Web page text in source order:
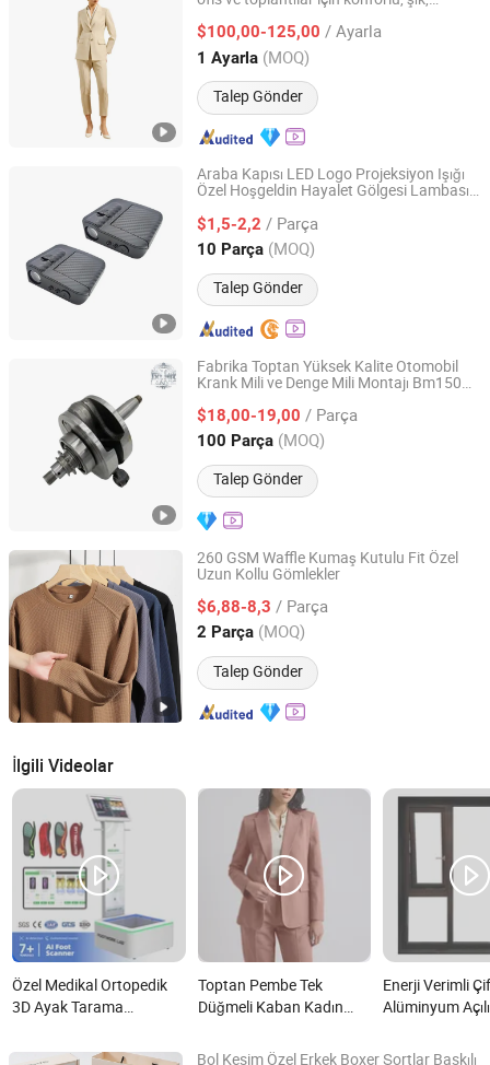
kadın takımları için ideal
$100,00-125,00 / Ayarla
1 Ayarla (MOQ)
Talep Gönder
Qingdao Steven Tailoring I&T Co., Ltd
Shandong, China Fiyat 2025
Araba Kapısı LED Logo Projeksiyon Işığı
Özel Hoşgeldin Hayalet Gölgesi Lambası
Gece Güvenlik Dekorasyonu
$1,5-2,2 / Parça
10 Parça (MOQ)
Talep Gönder
Shenzhen Fuyuanxin Technology Development Co., Ltd.
Guangdong, China Fiyat 2022
Fabrika Toptan Yüksek Kalite Otomobil
Krank Mili ve Denge Mili Montajı Bm150
Montajı
$18,00-19,00 / Parça
100 Parça (MOQ)
Talep Gönder
Langfang Zhouchi Import and Export Co., Ltd
Guangdong, China Fiyat 2026
260 GSM Waffle Kumaş Kutulu Fit Özel
Uzun Kollu Gömlekler
$6,88-8,3 / Parça
2 Parça (MOQ)
Talep Gönder
Yiwu Jingfu Import and Export Co., Ltd.
Zhejiang, China Fiyat 2026
İlgili Videolar
Özel Medikal Ortopedik
3D Ayak Tarama
Tabakası Tarayıcı nedir?
Toptan Pembe Tek
Düğmeli Kaban Kadın
Uzun Kollu İş Ofis
Enerji Verimli
Alüminyum
nedir?
Bol Kesim Özel Erkek Boxer Şortlar Baskılı